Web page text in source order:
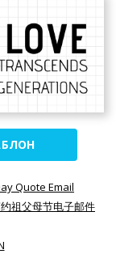
Quote Email
祖父母节电子邮件